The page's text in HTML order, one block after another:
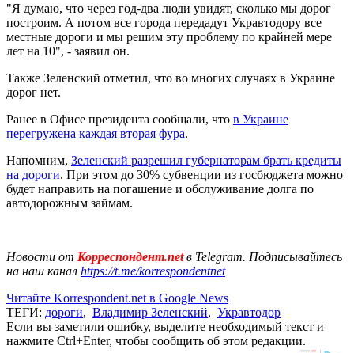
"Я думаю, что через год-два люди увидят, сколько мы дорог
построим. А потом все города передадут Укравтодору все
местные дороги и мы решим эту проблему по крайней мере
лет на 10", - заявил он.
Также Зеленский отметил, что во многих случаях в Украине
дорог нет.
Ранее в Офисе президента сообщали, что в Украине
перегружена каждая вторая фура.
Напомним, Зеленский разрешил губернаторам брать кредиты
на дороги. При этом до 30% субвенции из госбюджета можно
будет направить на погашение и обслуживание долга по
автодорожным займам.
Новости от Корреспондент.netв Telegram. Подписывайтесь
на наш канал https://t.me/korrespondentnet
Читайте Korrespondent.net в Google News
ТЕГИ: дороги, Владимир Зеленский, Укравтодор
Если вы заметили ошибку, выделите необходимый текст и
нажмите Ctrl+Enter, чтобы сообщить об этом редакции.